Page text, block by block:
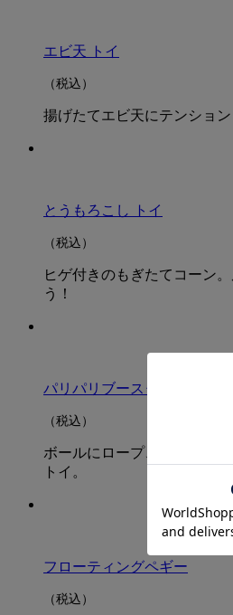
エビ天 トイ
（税込）
揚げたてエビ天にテンショ
とうもろこし トイ
（税込）
ヒゲ付きのもぎたてコーン
う！
パリパリブースター
（税込）
ボールにロープ、パリパリ
トイ。
フローティングペギー
（税込）